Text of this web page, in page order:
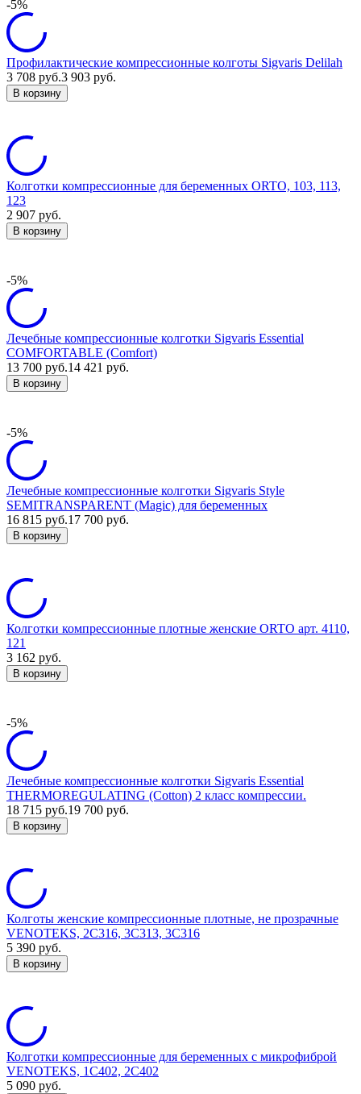
-5%
Профилактические компрессионные колготы Sigvaris Delilah
3 708 руб.3 903 руб.
В корзину
Колготки компрессионные для беременных ORTO, 103, 113,
123
2 907 руб.
В корзину
-5%
Лечебные компрессионные колготки Sigvaris Essential
COMFORTABLE (Comfort)
13 700 руб.14 421 руб.
В корзину
-5%
Лечебные компрессионные колготки Sigvaris Style
SEMITRANSPARENT (Magic) для беременных
16 815 руб.17 700 руб.
В корзину
Колготки компрессионные плотные женские ORTO арт. 4110,
121
3 162 руб.
В корзину
-5%
Лечебные компрессионные колготки Sigvaris Essential
THERMOREGULATING (Cotton) 2 класс компрессии.
18 715 руб.19 700 руб.
В корзину
Колготы женские компрессионные плотные, не прозрачные
VENOTEKS, 2C316, 3C313, 3C316
5 390 руб.
В корзину
Колготки компрессионные для беременных с микрофиброй
VENOTEKS, 1С402, 2С402
5 090 руб.